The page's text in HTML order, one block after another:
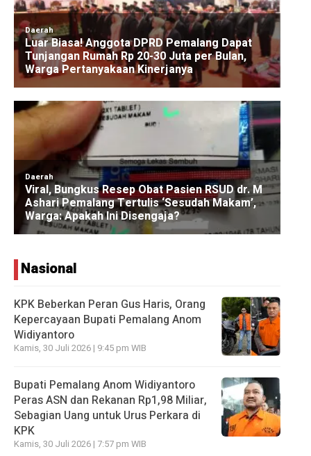
Nasional
KPK Beberkan Peran Gus Haris, Orang
Kepercayaan Bupati Pemalang Anom
Widiyantoro
Kamis, 30 Juli 2026 | 9:45 pm WIB
Bupati Pemalang Anom Widiyantoro
Peras ASN dan Rekanan Rp1,98 Miliar,
Sebagian Uang untuk Urus Perkara di
KPK
Kamis, 30 Juli 2026 | 7:57 pm WIB